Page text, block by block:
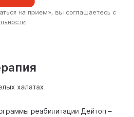
на прием», вы соглашаетесь с
реабилитации Дейтоп –